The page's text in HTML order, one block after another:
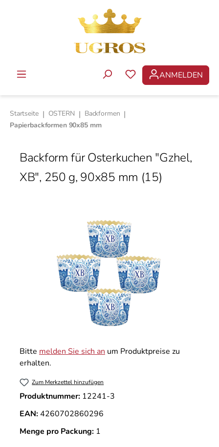
DU HAST 0
ANMELDEN
Startseite | OSTERN | Backformen |
Papierbackformen 90х85 mm
Backform für Osterkuchen "Gzhel,
ХВ", 250 g, 90х85 mm (15)
Bitte melden Sie sich an um Produktpreise zu
erhalten.
Zum Merkzettel hinzufügen
Produktnummer: 12241-3
EAN:4260702860296
Menge pro Packung: 1